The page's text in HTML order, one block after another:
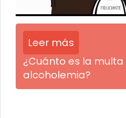
Leer más
¿Cuánto es la
alcoholemia?